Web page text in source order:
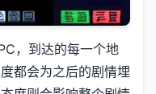
，到达的每一个地
都会为之后的剧情埋